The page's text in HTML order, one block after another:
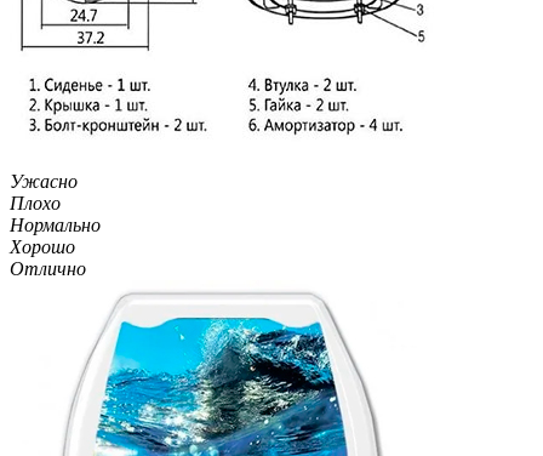
Ужасно
Плохо
Нормально
Хорошо
Отлично